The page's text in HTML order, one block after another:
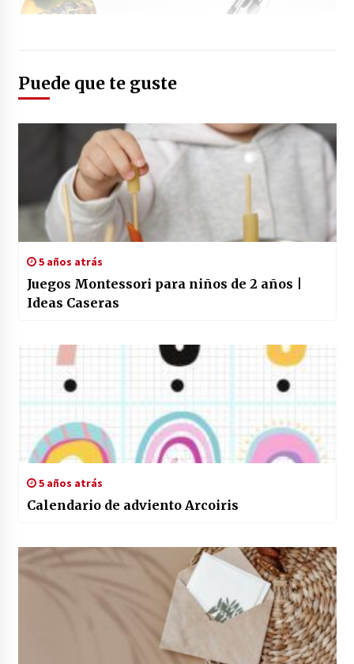
Puede que te guste
5 años atrás
Juegos Montessori para niños de 2 años |
Ideas Caseras
5 años atrás
Calendario de adviento Arcoiris